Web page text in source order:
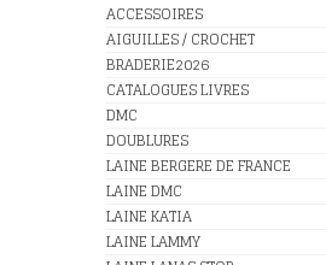
ACCESSOIRES
AIGUILLES / CROCHET
BRADERIE2026
CATALOGUES LIVRES
DMC
DOUBLURES
LAINE BERGERE DE FRANCE
LAINE DMC
LAINE KATIA
LAINE LAMMY